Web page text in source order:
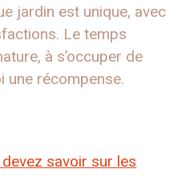
jardin est unique, avec
Le temps
à s’occuper de
une récompense.
savoir sur les